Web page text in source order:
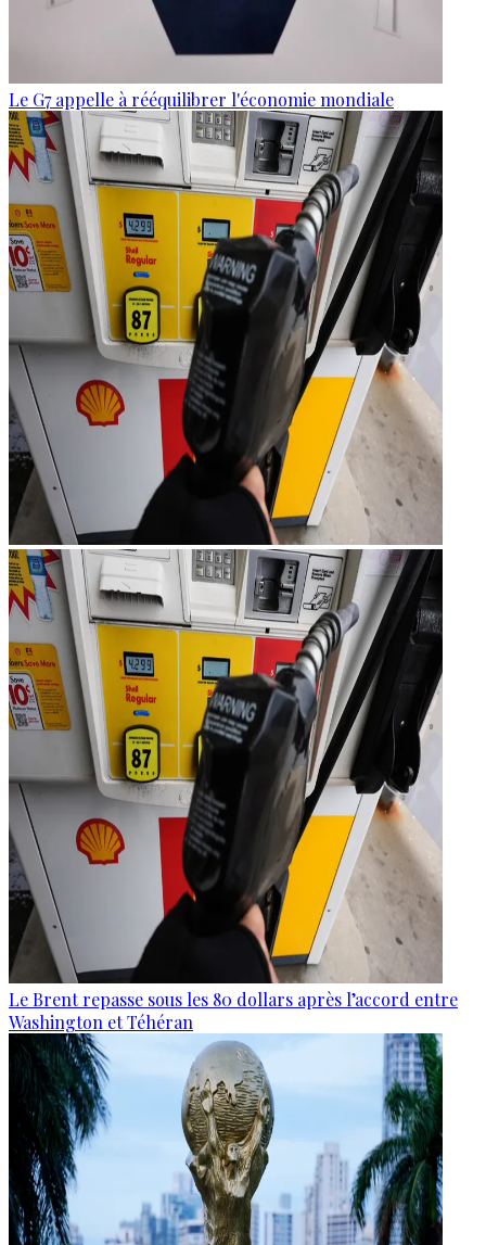
Le G7 appelle à rééquilibrer l'économie mondiale
Le Brent repasse sous les 80 dollars après l’accord entre
Washington et Téhéran